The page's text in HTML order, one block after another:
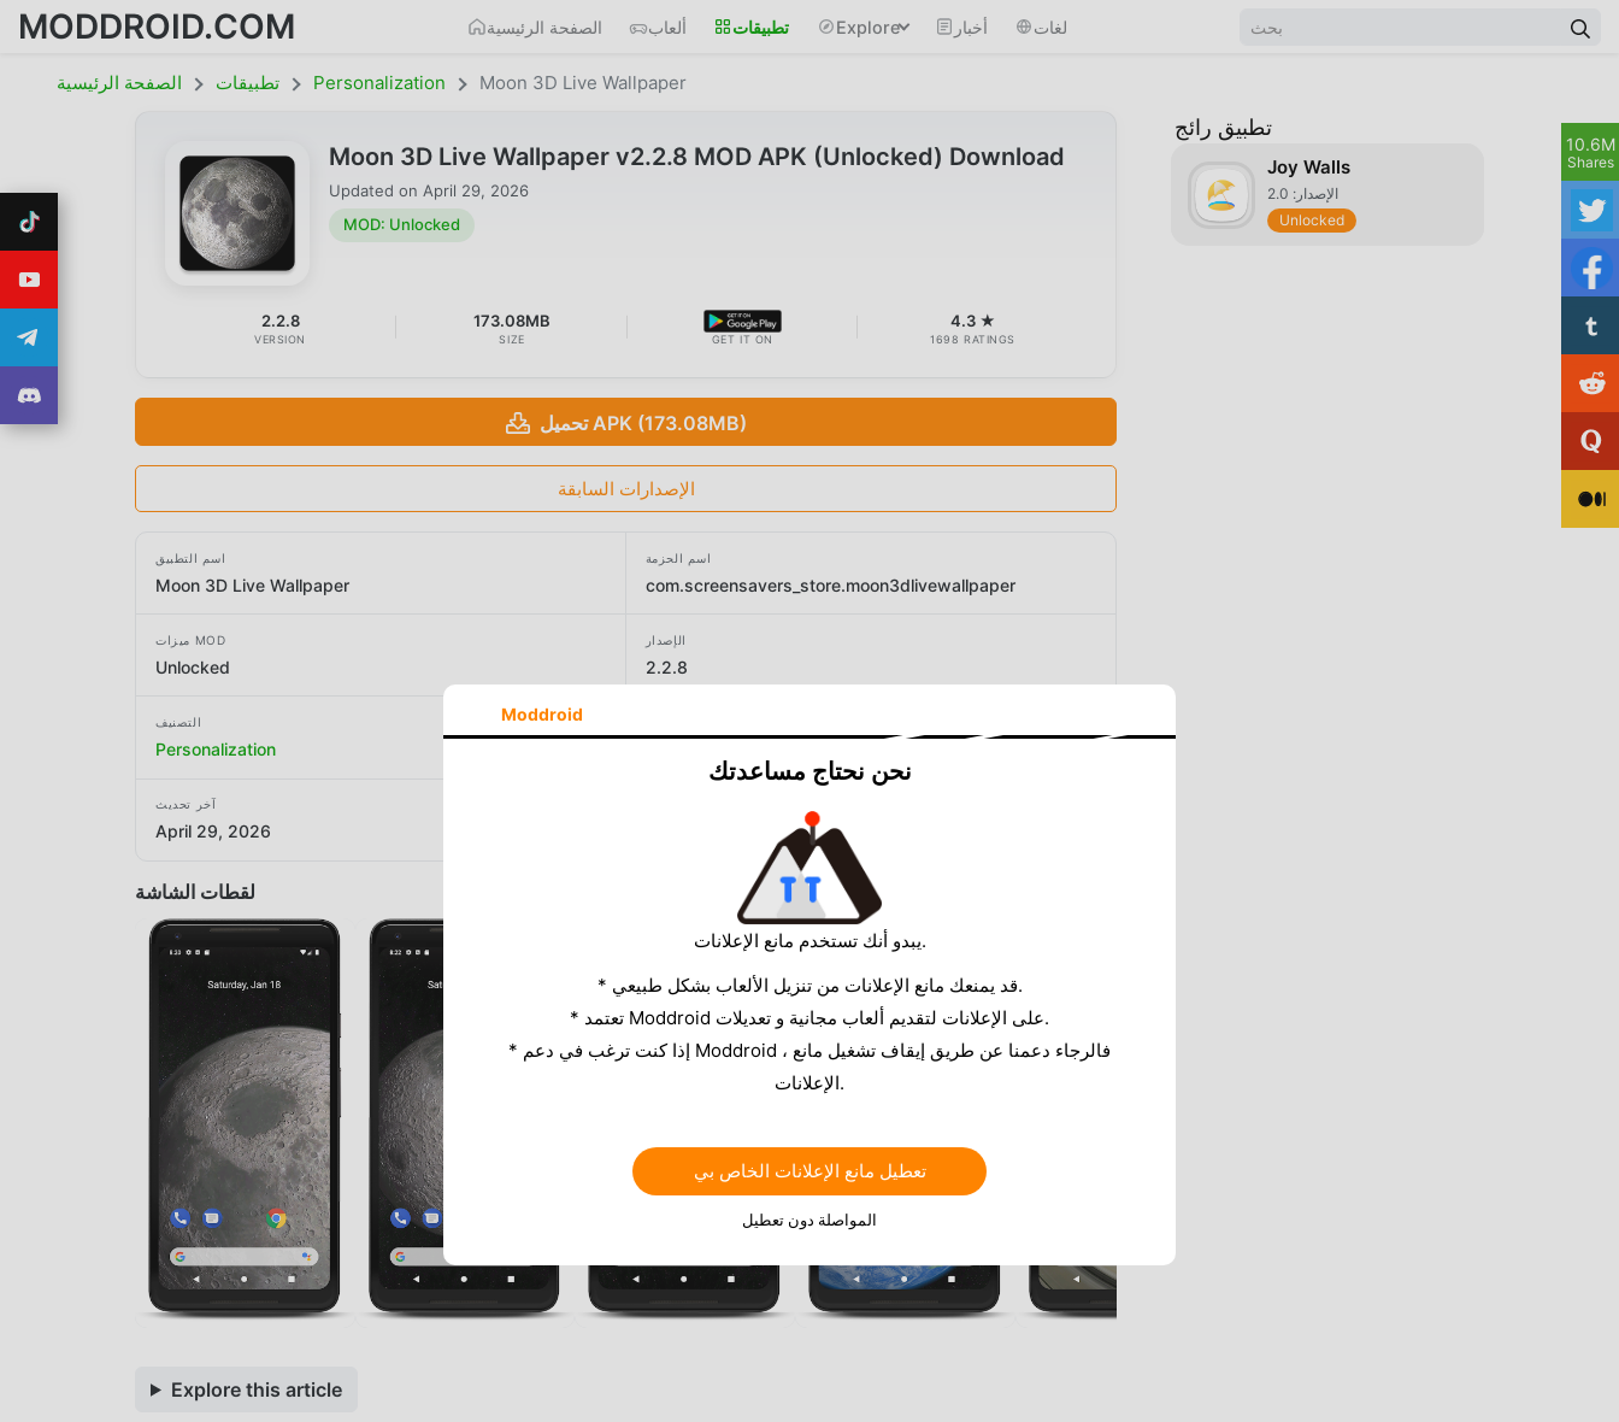
MODDROID.COM الصفحة الرئيسية ألعاب تطبيقات Explore أخبار لغات
الصفحة الرئيسية تطبيقات Personalization Moon 3D Live Wallpaper
Moon 3D Live Wallpaper v2.2.8 MOD APK (Unlocked) Download
Updated on April 29, 2026
MOD: Unlocked
2.2.8
VERSION
173.08MB
SIZE GET IT ON
4.3 ★
1698 RATINGS
تحميل APK (173.08MB)
الإصدارات السابقة
اسم التطبيق
Moon 3D Live Wallpaper
اسم الحزمة
com.screensavers_store.moon3dlivewallpaper
ميزات MOD
Unlocked
الإصدار
2.2.8
التصنيف
Personalization
آخر تحديث
April 29, 2026
لقطات الشاشة
Explore this article
تطبيق رائج
Joy Walls
الإصدار: 2.0
Unlocked
Moddroid
نحن نحتاج مساعدتك
يبدو أنك تستخدم مانع الإعلانات.
* قد يمنعك مانع الإعلانات من تنزيل الألعاب بشكل طبيعي.
* تعتمد Moddroid على الإعلانات لتقديم ألعاب مجانية و تعديلات.
* إذا كنت ترغب في دعم Moddroid ، فالرجاء دعمنا عن طريق إيقاف تشغيل مانع
الإعلانات.
تعطيل مانع الإعلانات الخاص بي
المواصلة دون تعطيل
10.6M
Shares